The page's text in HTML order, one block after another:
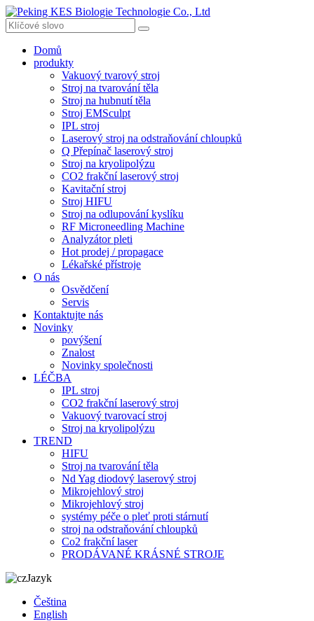
Domů
produkty
Vakuový tvarový stroj
Stroj na tvarování těla
Stroj na hubnutí těla
Stroj EMSculpt
IPL stroj
Laserový stroj na odstraňování chloupků
Q Přepínač laserový stroj
Stroj na kryolipolýzu
CO2 frakční laserový stroj
Kavitační stroj
Stroj HIFU
Stroj na odlupování kyslíku
RF Microneedling Machine
Analyzátor pleti
Hot prodej / propagace
Lékařské přístroje
O nás
Osvědčení
Servis
Kontaktujte nás
Novinky
povýšení
Znalost
Novinky společnosti
LÉČBA
IPL stroj
CO2 frakční laserový stroj
Vakuový tvarovací stroj
Stroj na kryolipolýzu
TREND
HIFU
Stroj na tvarování těla
Nd Yag diodový laserový stroj
Mikrojehlový stroj
Mikrojehlový stroj
systémy péče o pleť proti stárnutí
stroj na odstraňování chloupků
Co2 frakční laser
PRODÁVANÉ KRÁSNÉ STROJE
Jazyk
Čeština
English